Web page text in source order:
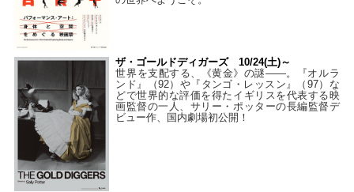
ザ・ゴールドディガーズ 10/24(土)～
世界を支配する、《黄金》の謎――。『オルラ
ンド』（92）や『タンゴ・レッスン』（97）な
どで世界的な評価を得たイギリスを代表する映
画監督の一人、サリー・ポッターの長編監督デ
ビュー作、国内劇場初公開！